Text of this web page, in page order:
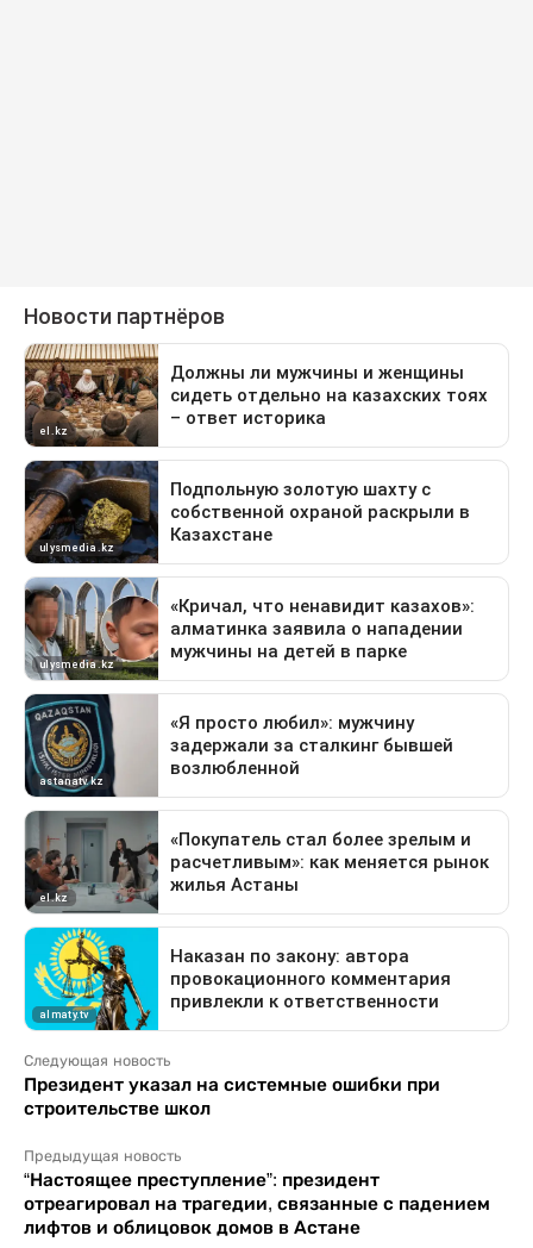
Следующая новость
Президент указал на системные ошибки при
строительстве школ
Предыдущая новость
“Настоящее преступление”: президент
отреагировал на трагедии, связанные с падением
лифтов и облицовок домов в Астане